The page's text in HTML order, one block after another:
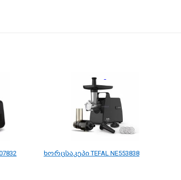
ხორცსაკეპი TEFAL NE553838